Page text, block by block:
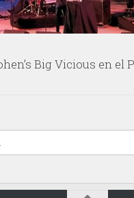
Big Vicious en el